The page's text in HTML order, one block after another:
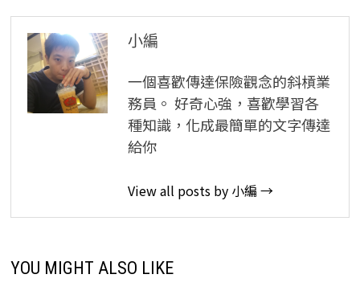
小編
一個喜歡傳達保險觀念的斜槓業
務員。 好奇心強，喜歡學習各
種知識，化成最簡單的文字傳達
給你
View all posts by 小編 →
YOU MIGHT ALSO LIKE